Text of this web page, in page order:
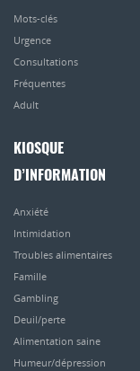
Mots-clés
Urgence
Consultations
Fréquentes
Adult
KIOSQUE
D’INFORMATION
Anxiété
Intimidation
Troubles alimentaires
Famille
Gambling
Deuil/perte
Alimentation saine
Humeur/dépression